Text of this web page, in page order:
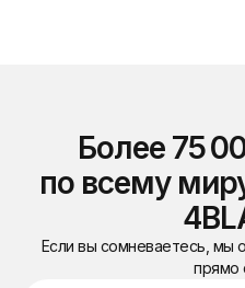
Более 75
по всему
Если вы сомневаетесь, мы
прямо